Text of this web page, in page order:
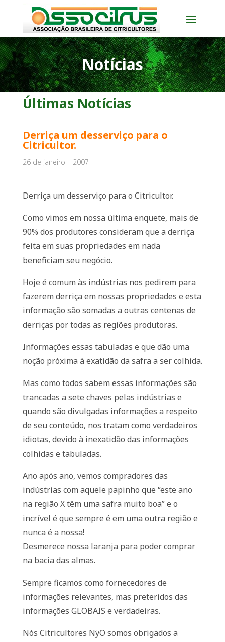
Notícias
Últimas Notícias
Derriça um desserviço para o
Citricultor.
26 de janeiro | 2007
Derriça um desserviço para o Citricultor.
Como vimos em nossa última enquete, mais de
90% dos produtores consideram que a derriça
feita em suas propriedades em nada
beneficiam seu negócio.
Hoje é comum às indústrias nos pedirem para
fazerem derriça em nossas propriedades e esta
informação são somadas a outras centenas de
derriças por todas as regiões produtoras.
Informações essas tabuladas e que dão uma
noção próxima à exatidão da safra a ser colhida.
Mas como todos sabem essas informações são
trancadas a sete chaves pelas indústrias e
quando são divulgadas informações a respeito
de seu conteúdo, nos tratam como verdadeiros
idiotas, devido à inexatidão das informações
colhidas e tabuladas.
Ano após ano, vemos compradores das
indústrias com aquele papinho que “este ano
na região X têm uma safra muito boa” e o
incrível é que sempre é em uma outra região e
nunca é a nossa!
Desmerece nossa laranja para poder comprar
na bacia das almas.
Sempre ficamos como fornecedores de
informações relevantes, mas preteridos das
informações GLOBAIS e verdadeiras.
Nós Citricultores NÿO somos obrigados a